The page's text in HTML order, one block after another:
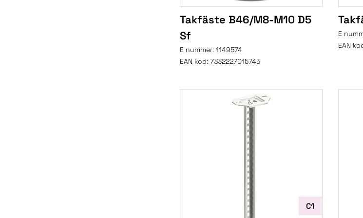
Takfäste B46/M8-M10 D5
Sf
E nummer: 1149574
EAN kod: 7332227015745
E
EAN
C1